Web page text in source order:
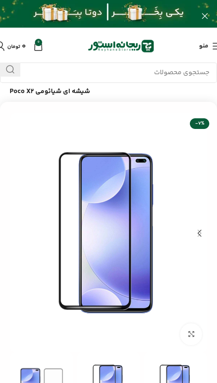
منو 0 ۰ تومان
خانه/محصولات/لوازم جانبی موبایل/محافظ تمام صفحه نمایش
شیشه ای شیائومی Poco X2
-7%